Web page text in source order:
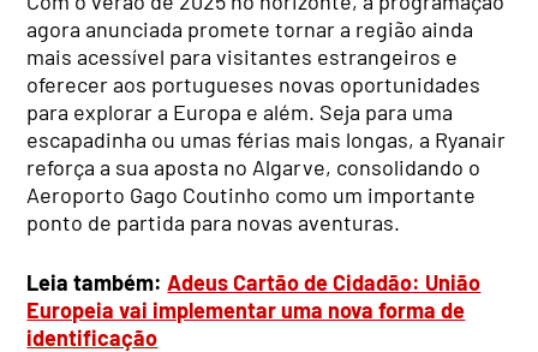
agora anunciada promete tornar a região ainda
mais acessível para visitantes estrangeiros e
oferecer aos portugueses novas oportunidades
para explorar a Europa e além. Seja para uma
escapadinha ou umas férias mais longas, a Ryanair
reforça a sua aposta no Algarve, consolidando o
Aeroporto Gago Coutinho como um importante
ponto de partida para novas aventuras.
Leia também:Adeus Cartão de Cidadão: União
Europeia vai implementar uma nova forma de
identificação